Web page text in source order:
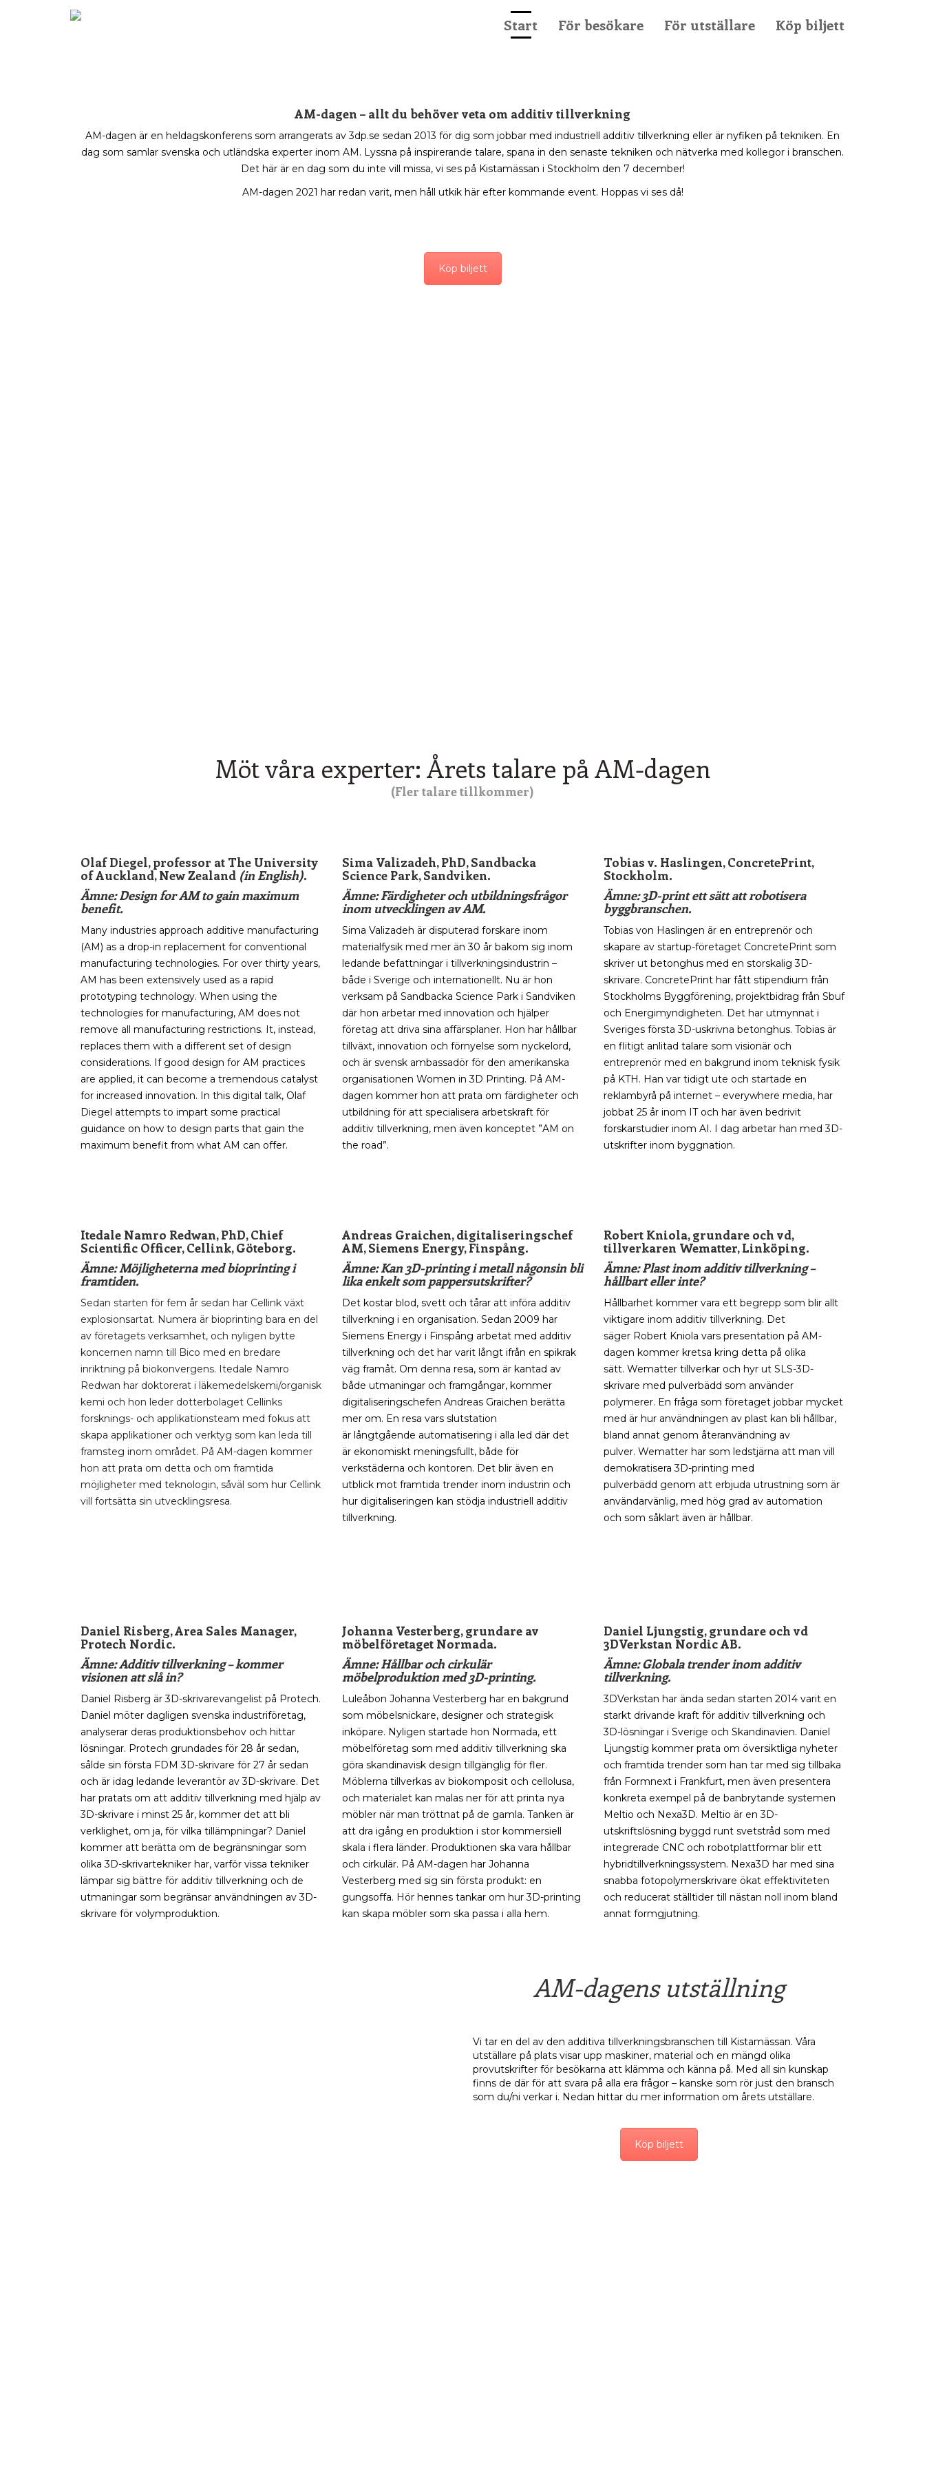
Start För besökare För utställare Köp biljett
AM-dagen – allt du behöver veta om additiv tillverkning
AM-dagen är en heldagskonferens som arrangerats av 3dp.se sedan 2013 för dig som jobbar med industriell additiv tillverkning eller är nyfiken på tekniken. En
dag som samlar svenska och utländska experter inom AM. Lyssna på inspirerande talare, spana in den senaste tekniken och nätverka med kollegor i branschen.
Det här är en dag som du inte vill missa, vi ses på Kistamässan i Stockholm den 7 december!
AM-dagen 2021 har redan varit, men håll utkik här efter kommande event. Hoppas vi ses då!
Köp biljett
Möt våra experter: Årets talare på AM-dagen
(Fler talare tillkommer)
Olaf Diegel, professor at The University
of Auckland, New Zealand (in English).
Ämne: Design for AM to gain maximum
benefit.
Many industries approach additive manufacturing
(AM) as a drop-in replacement for conventional
manufacturing technologies. For over thirty years,
AM has been extensively used as a rapid
prototyping technology. When using the
technologies for manufacturing, AM does not
remove all manufacturing restrictions. It, instead,
replaces them with a different set of design
considerations. If good design for AM practices
are applied, it can become a tremendous catalyst
for increased innovation. In this digital talk, Olaf
Diegel attempts to impart some practical
guidance on how to design parts that gain the
maximum benefit from what AM can offer.
Sima Valizadeh, PhD, Sandbacka
Science Park, Sandviken.
Ämne: Färdigheter och utbildningsfrågor
inom utvecklingen av AM.
Sima Valizadeh är disputerad forskare inom
materialfysik med mer än 30 år bakom sig inom
ledande befattningar i tillverkningsindustrin –
både i Sverige och internationellt. Nu är hon
verksam på Sandbacka Science Park i Sandviken
där hon arbetar med innovation och hjälper
företag att driva sina affärsplaner. Hon har hållbar
tillväxt, innovation och förnyelse som nyckelord,
och är svensk ambassadör för den amerikanska
organisationen Women in 3D Printing. På AM-
dagen kommer hon att prata om färdigheter och
utbildning för att specialisera arbetskraft för
additiv tillverkning, men även konceptet ”AM on
the road”.
Tobias v. Haslingen, ConcretePrint,
Stockholm.
Ämne: 3D-print ett sätt att robotisera
byggbranschen.
Tobias von Haslingen är en entreprenör och
skapare av startup-företaget ConcretePrint som
skriver ut betonghus med en storskalig 3D-
skrivare. ConcretePrint har fått stipendium från
Stockholms Byggförening, projektbidrag från Sbuf
och Energimyndigheten. Det har utmynnat i
Sveriges första 3D-uskrivna betonghus. Tobias är
en flitigt anlitad talare som visionär och
entreprenör med en bakgrund inom teknisk fysik
på KTH. Han var tidigt ute och startade en
reklambyrå på internet – everywhere media, har
jobbat 25 år inom IT och har även bedrivit
forskarstudier inom AI. I dag arbetar han med 3D-
utskrifter inom byggnation.
Itedale Namro Redwan, PhD, Chief
Scientific Officer, Cellink, Göteborg.
Ämne: Möjligheterna med bioprinting i
framtiden.
Sedan starten för fem år sedan har Cellink växt
explosionsartat. Numera är bioprinting bara en del
av företagets verksamhet, och nyligen bytte
koncernen namn till Bico med en bredare
inriktning på biokonvergens. Itedale Namro
Redwan har doktorerat i läkemedelskemi/organisk
kemi och hon leder dotterbolaget Cellinks
forsknings- och applikationsteam med fokus att
skapa applikationer och verktyg som kan leda till
framsteg inom området. På AM-dagen kommer
hon att prata om detta och om framtida
möjligheter med teknologin, såväl som hur Cellink
vill fortsätta sin utvecklingsresa.
Andreas Graichen, digitaliseringschef
AM, Siemens Energy, Finspång.
Ämne: Kan 3D-printing i metall någonsin bli
lika enkelt som pappersutskrifter?
Det kostar blod, svett och tårar att införa additiv
tillverkning i en organisation. Sedan 2009 har
Siemens Energy i Finspång arbetat med additiv
tillverkning och det har varit långt ifrån en spikrak
väg framåt. Om denna resa, som är kantad av
både utmaningar och framgångar, kommer
digitaliseringschefen Andreas Graichen berätta
mer om. En resa vars slutstation
är långtgående automatisering i alla led där det
är ekonomiskt meningsfullt, både för
verkstäderna och kontoren. Det blir även en
utblick mot framtida trender inom industrin och
hur digitaliseringen kan stödja industriell additiv
tillverkning.
Robert Kniola, grundare och vd,
tillverkaren Wematter, Linköping.
Ämne: Plast inom additiv tillverkning –
hållbart eller inte?
Hållbarhet kommer vara ett begrepp som blir allt
viktigare inom additiv tillverkning. Det
säger Robert Kniola vars presentation på AM-
dagen kommer kretsa kring detta på olika
sätt. Wematter tillverkar och hyr ut SLS-3D-
skrivare med pulverbädd som använder
polymerer. En fråga som företaget jobbar mycket
med är hur användningen av plast kan bli hållbar,
bland annat genom återanvändning av
pulver. Wematter har som ledstjärna att man vill
demokratisera 3D-printing med
pulverbädd genom att erbjuda utrustning som är
användarvänlig, med hög grad av automation
och som såklart även är hållbar.
Daniel Risberg, Area Sales Manager,
Protech Nordic.
Ämne: Additiv tillverkning – kommer
visionen att slå in?
Daniel Risberg är 3D-skrivarevangelist på Protech.
Daniel möter dagligen svenska industriföretag,
analyserar deras produktionsbehov och hittar
lösningar. Protech grundades för 28 år sedan,
sålde sin första FDM 3D-skrivare för 27 år sedan
och är idag ledande leverantör av 3D-skrivare. Det
har pratats om att additiv tillverkning med hjälp av
3D-skrivare i minst 25 år, kommer det att bli
verklighet, om ja, för vilka tillämpningar? Daniel
kommer att berätta om de begränsningar som
olika 3D-skrivartekniker har, varför vissa tekniker
lämpar sig bättre för additiv tillverkning och de
utmaningar som begränsar användningen av 3D-
skrivare för volymproduktion.
Johanna Vesterberg, grundare av
möbelföretaget Normada.
Ämne: Hållbar och cirkulär
möbelproduktion med 3D-printing.
Luleåbon Johanna Vesterberg har en bakgrund
som möbelsnickare, designer och strategisk
inköpare. Nyligen startade hon Normada, ett
möbelföretag som med additiv tillverkning ska
göra skandinavisk design tillgänglig för fler.
Möblerna tillverkas av biokomposit och cellolusa,
och materialet kan malas ner för att printa nya
möbler när man tröttnat på de gamla. Tanken är
att dra igång en produktion i stor kommersiell
skala i flera länder. Produktionen ska vara hållbar
och cirkulär. På AM-dagen har Johanna
Vesterberg med sig sin första produkt: en
gungsoffa. Hör hennes tankar om hur 3D-printing
kan skapa möbler som ska passa i alla hem.
Daniel Ljungstig, grundare och vd
3DVerkstan Nordic AB.
Ämne: Globala trender inom additiv
tillverkning.
3DVerkstan har ända sedan starten 2014 varit en
starkt drivande kraft för additiv tillverkning och
3D-lösningar i Sverige och Skandinavien. Daniel
Ljungstig kommer prata om översiktliga nyheter
och framtida trender som han tar med sig tillbaka
från Formnext i Frankfurt, men även presentera
konkreta exempel på de banbrytande systemen
Meltio och Nexa3D. Meltio är en 3D-
utskriftslösning byggd runt svetstråd som med
integrerade CNC och robotplattformar blir ett
hybridtillverkningssystem. Nexa3D har med sina
snabba fotopolymerskrivare ökat effektiviteten
och reducerat ställtider till nästan noll inom bland
annat formgjutning.
AM-dagens utställning
Vi tar en del av den additiva tillverkningsbranschen till Kistamässan. Våra
utställare på plats visar upp maskiner, material och en mängd olika
provutskrifter för besökarna att klämma och känna på. Med all sin kunskap
finns de där för att svara på alla era frågor – kanske som rör just den bransch
som du/ni verkar i. Nedan hittar du mer information om årets utställare.
Köp biljett